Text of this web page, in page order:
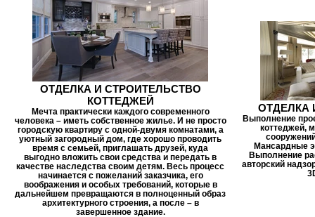
ОТДЕЛКА И СТРОИТЕЛЬСТВО
КОТТЕДЖЕЙ
Мечта практически каждого современного
человека – иметь собственное жилье. И не просто
городскую квартиру с одной-двумя комнатами, а
уютный загородный дом, где хорошо проводить
время с семьей, приглашать друзей, куда
выгодно вложить свои средства и передать в
качестве наследства своим детям. Весь процесс
начинается с пожеланий заказчика, его
воображения и особых требований, которые в
дальнейшем превращаются в полноценный образ
архитектурного строения, а после – в
завершенное здание.
ОТДЕЛКА
Выполнение
коттеджей,
Мансардные
Выполнение
авторский